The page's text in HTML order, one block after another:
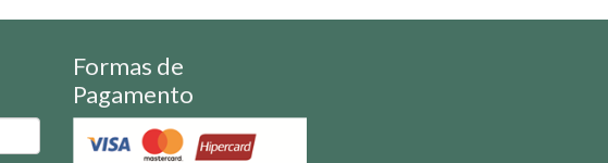
Formas de
Pagamento